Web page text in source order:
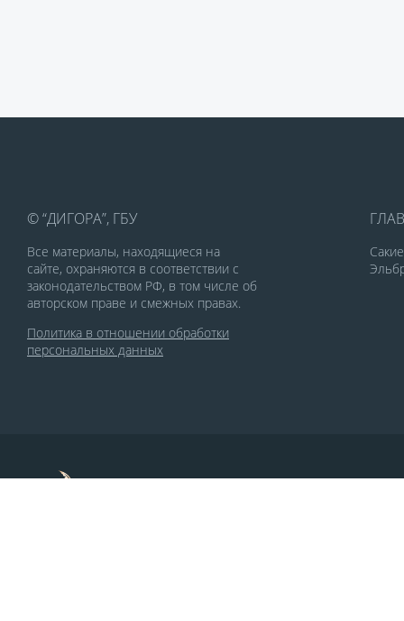
© “ДИГОРА”, ГБУ
Все материалы, находящиеся на
сайте, охраняются в соответствии с
законодательством РФ, в том числе об
авторском праве и смежных правах.
Политика в отношении обработки
персональных данных